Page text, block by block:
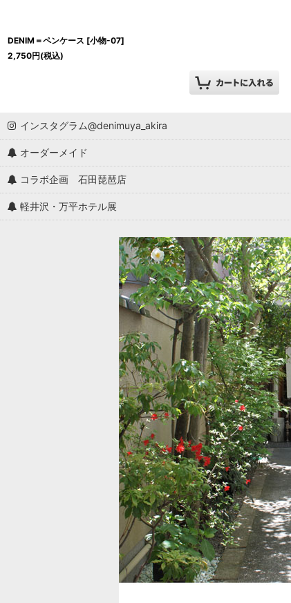
DENIM＝ペンケース [小物-07]
2,750円(税込)
インスタグラム@denimuya_akira
オーダーメイド
コラボ企画 石田琵琶店
軽井沢・万平ホテル展